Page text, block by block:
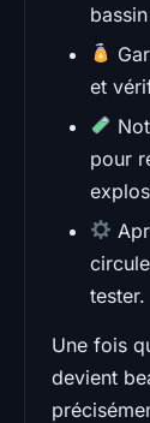
et
pour
tester.
Une fois
devient